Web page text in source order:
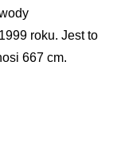
roku. Jest to
667 cm.